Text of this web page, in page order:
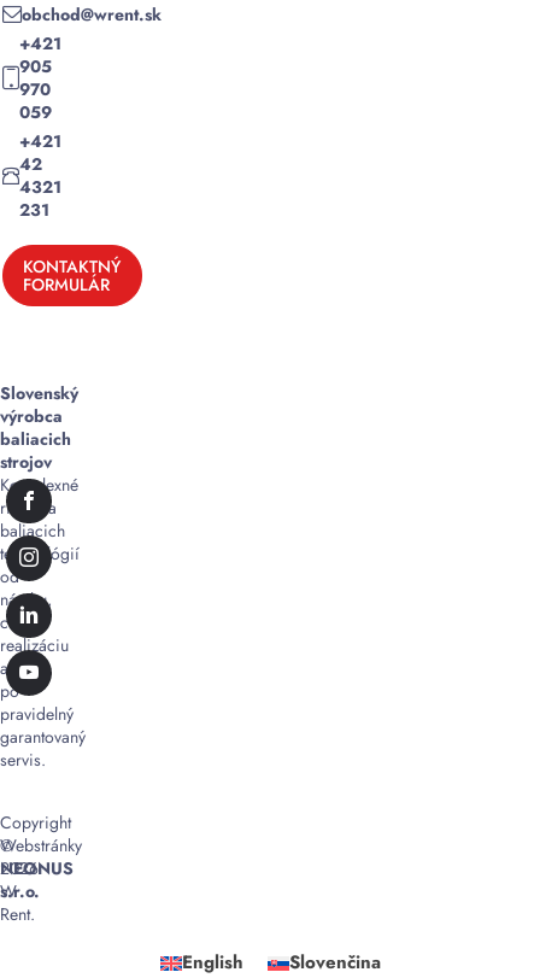
obchod@wrent.sk
+421
905
970
059
+421
42
4321
231
KONTAKTNÝ
FORMULÁR
Slovenský
výrobca
baliacich
strojov
Komplexné
riešenia
baliacich
technológií
od
návrhu,
cez
realizáciu
až
po
pravidelný
garantovaný
servis.
Copyright
©
2026
W
Rent.
Webstránky
NEONUS
s.r.o.
English Slovenčina